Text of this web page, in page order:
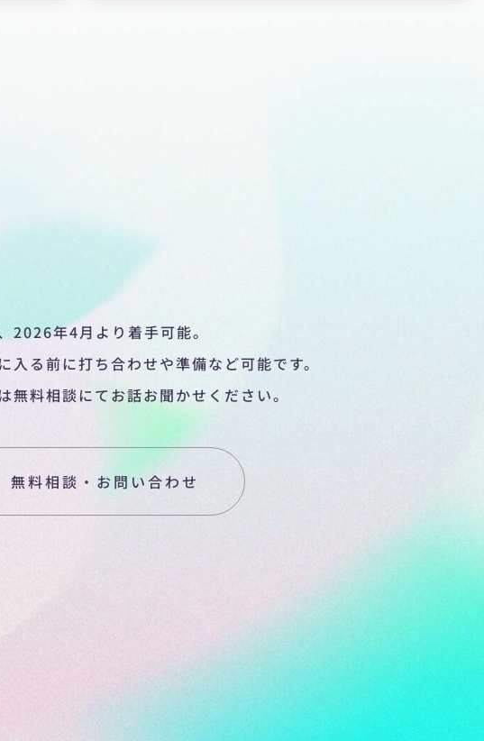
2026年4月より着手可能。
入る前に打ち合わせや準備など可能です。
無料相談にてお話お聞かせください。
無料相談・お問い合わせ